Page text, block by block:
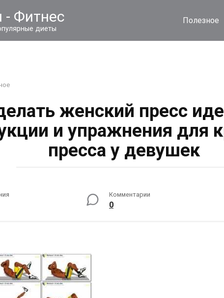
- Фитнес
диеты
Полезное
женский пресс
и упражнения для
пресса у девушек
Комментарии
0